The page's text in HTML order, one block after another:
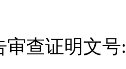
审查证明文